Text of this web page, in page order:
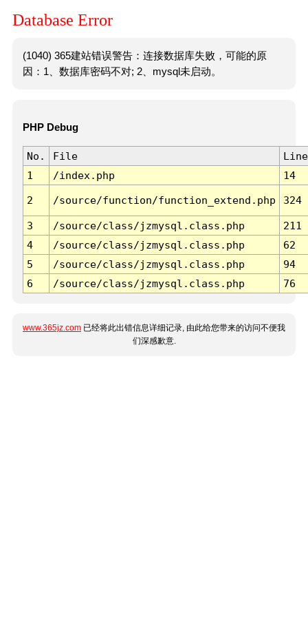
Database Error
(1040) 365建站错误警告：连接数据库失败，可能的原
因：1、数据库密码不对; 2、mysql未启动。
PHP Debug
No. File
Line
1
/index.php 14
2 /source/function/function_extend.php 324
3 /source/class/jzmysql.class.php
211
4
/source/class/jzmysql.class.php
62
5
/source/class/jzmysql.class.php
94
6
/source/class/jzmysql.class.php 76
www.365jz.com 已经将此出错信息详细记录, 由此给您带来的访问不便我
们深感歉意.